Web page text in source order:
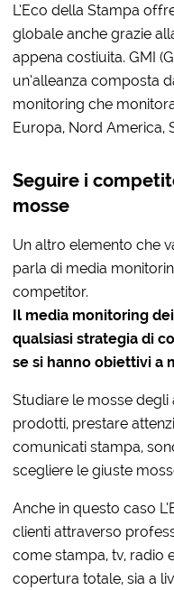
L’Eco della Stampa
globale anche grazie
appena costiuita. GMI
un’alleanza composta
monitoring che
Europa, Nord America,
Seguire i
mosse
Un altro elemento che
parla di media
competitor.
Il media monitoring
qualsiasi strategia di
se si hanno obiettivi a
Studiare le mosse
prodotti, prestare
comunicati stampa,
scegliere le giuste
Anche in questo caso
clienti attraverso
come stampa, tv, radio
copertura totale, sia a